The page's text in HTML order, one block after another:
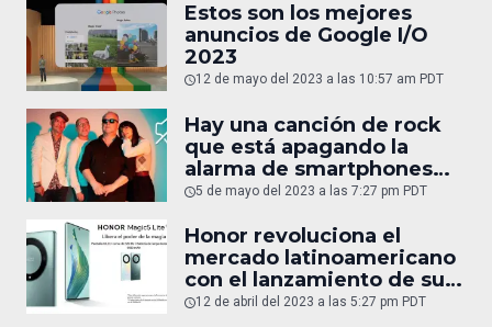
Estos son los mejores
anuncios de Google I/O
2023
12 de mayo del 2023 a las 10:57 am PDT
Hay una canción de rock
que está apagando la
alarma de smartphones
Android sin querer
5 de mayo del 2023 a las 7:27 pm PDT
Honor revoluciona el
mercado latinoamericano
con el lanzamiento de sus
innovadores teléfonos
12 de abril del 2023 a las 5:27 pm PDT